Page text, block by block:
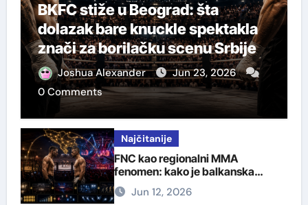
BKFC stiže u Beograd: šta
dolazak bare knuckle spektakla
znači za borilačku scenu Srbije
Joshua Alexander
Jun 23, 2026
0 Comments
Najčitanije
FNC kao regionalni MMA
fenomen: kako je balkanska
organizacija izgradila svoju
publikuJun 12, 2026